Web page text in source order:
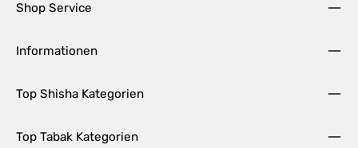
Shop Service
Informationen
Top Shisha Kategorien
Top Tabak Kategorien